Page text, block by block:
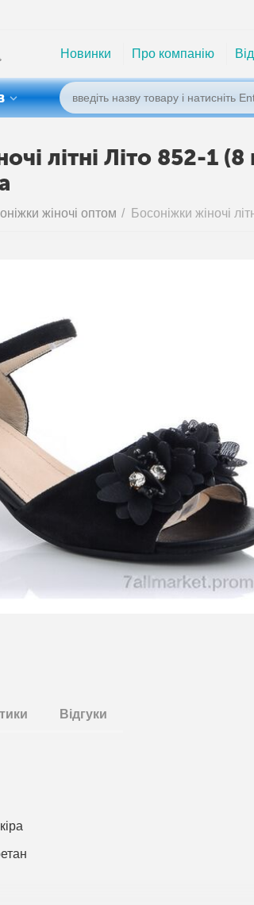
Новинки Про компанію
літні Літо 852-1
жіночі оптом /
Відгуки